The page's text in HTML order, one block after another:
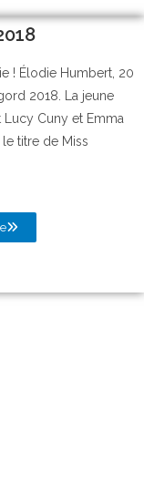
! Élodie Humbert, 20
2018. La jeune
Cuny et Emma
titre de Miss